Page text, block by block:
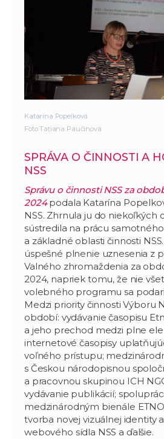
Katarína Popelková
Foto Tatiana Paučinová
SPRÁVA O ČINNOSTI A
NSS
Správu o činnosti NSS za
2024podala Katarína
NSS. Zhrnula ju do niekoľkých
sústredila na prácu
a základné oblasti činnosti
úspešné plnenie uznesenia z
Valného zhromaždenia za
2024, napriek tomu, že nie
volebného programu sa
Medzi priority činnosti Výboru
období: vydávanie časopisu
a jeho prechod medzi plne
internetové časopisy
voľného prístupu;
s Českou národopisnou
a pracovnou skupinou ICH
vydávanie publikácií;
medzinárodným bienále
tvorba novej vizuálnej identity
webového sídla NSS a ďalšie.